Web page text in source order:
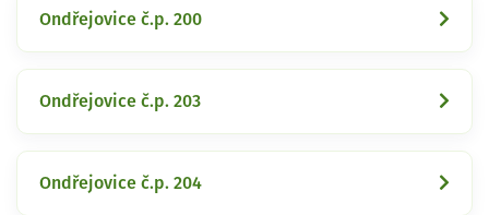
Ondřejovice č.p. 200
Ondřejovice č.p. 203
Ondřejovice č.p. 204